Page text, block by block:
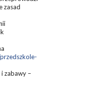
zasad
zabawy –